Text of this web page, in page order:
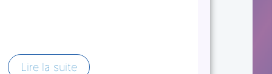
Lire la suite